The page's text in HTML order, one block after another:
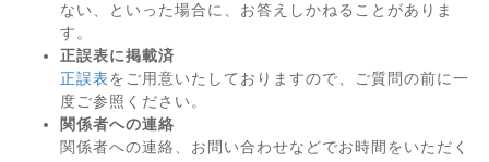
ない、といった場合に、お答えしかねることがありま
す。
正誤表に掲載済
正誤表をご用意いたしておりますので、ご質問の前に一
度ご参照ください。
関係者への連絡
関係者への連絡、お問い合わせなどでお時間をいただく